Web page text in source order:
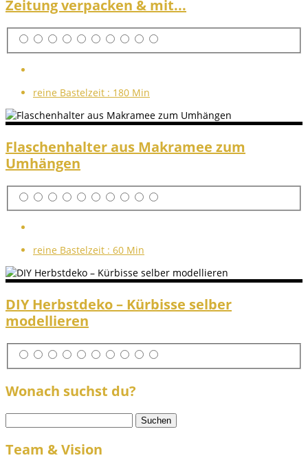
Zeitung verpacken & mit...
reine Bastelzeit : 180 Min
Flaschenhalter aus Makramee zum
Umhängen
reine Bastelzeit : 60 Min
DIY Herbstdeko – Kürbisse selber
modellieren
Wonach suchst du?
nach:
Team & Vision